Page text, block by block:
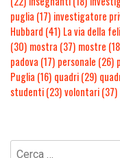
puglia (17) investigatore
Hubbard (41) La via della
(30) mostra (37) mostre
padova (17) personale (26)
Puglia (16) quadri(29)
studenti(23)volontari(37)